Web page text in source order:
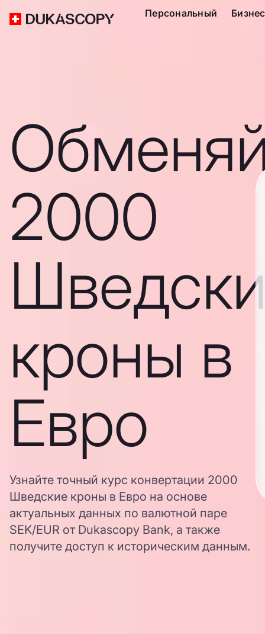
Персональный Бизнес
2000
кроны в
Евро
Узнайте точный курс конвертации 2000
Шведские кроны в Евро на основе
актуальных данных по валютной паре
SEK/EUR от Dukascopy Bank, а также
получите доступ к историческим данным.